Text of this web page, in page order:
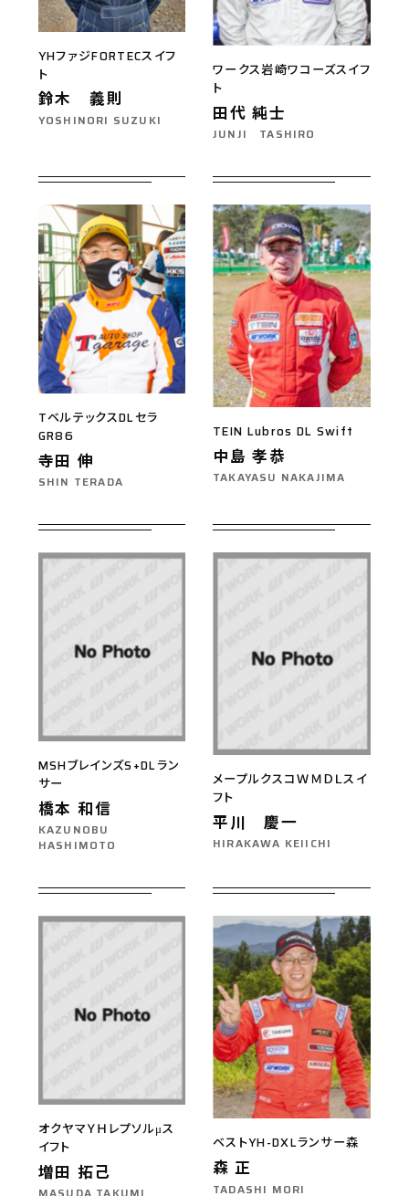
YHファジFORTECスイフ
ト
鈴木 義則
YOSHINORI SUZUKI
ワークス岩崎ワコーズスイフ
ト
田代 純士
JUNJI TASHIRO
TベルテックスDLセラ
GR86
寺田 伸
SHIN TERADA
TEIN Lubros DL Swift
中島 孝恭
TAKAYASU NAKAJIMA
MSHブレインズS+DLラン
サー
橋本 和信
KAZUNOBU
HASHIMOTO
メープルクスコＷＭＤＬスイ
フト
平川 慶一
HIRAKAWA KEIICHI
オクヤマＹＨレプソルμス
イフト
増田 拓己
ベストYH-DXLランサー森
森 正
TADASHI MORI